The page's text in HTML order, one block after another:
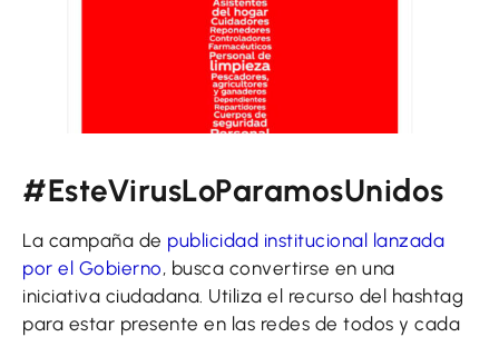
#EsteVirusLoParamosUnidos
La campaña de publicidad institucional lanzada
por el Gobierno, busca convertirse en una
iniciativa ciudadana. Utiliza el recurso del hashtag
para estar presente en las redes de todos y cada